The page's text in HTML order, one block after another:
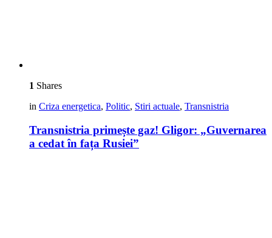
1 Shares
in Criza energetica, Politic, Stiri actuale, Transnistria
Transnistria primește gaz! Gligor: „Guvernarea
a cedat în fața Rusiei”